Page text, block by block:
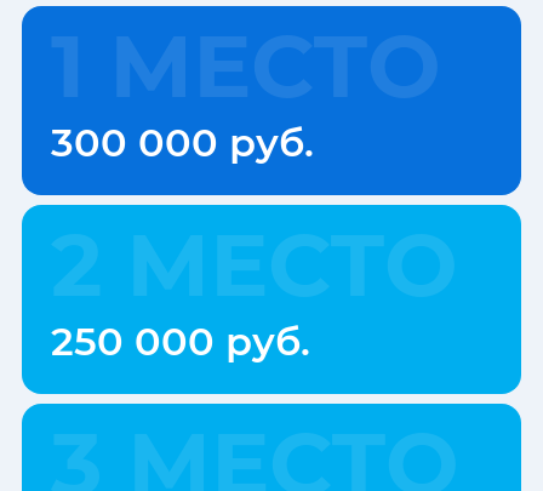
1 МЕСТО
300 000 руб.
2 МЕСТО
250 000 руб.
3 МЕСТО